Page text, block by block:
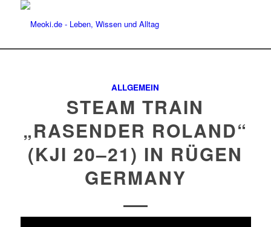
ALLGEMEIN
STEAM TRAIN
„RASENDER ROLAND“
(KJI 20–21) IN RÜGEN
GERMANY